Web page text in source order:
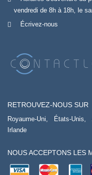
vendredi de 8h à 18h, le
Écrivez-nous
RETROUVEZ-NOUS SUR
Royaume-Uni, États-Unis,
Irlande
NOUS ACCEPTONS LES